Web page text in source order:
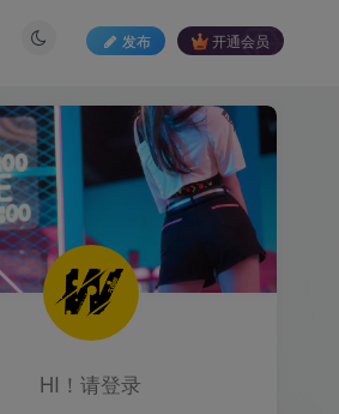
发布 开通会员
HI！请登录